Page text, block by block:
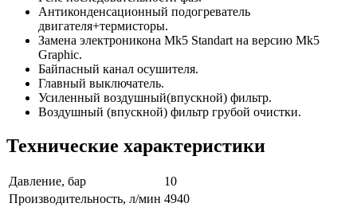
Антиконденсационный подогреватель
двигателя+термисторы.
Замена электроникона Mk5 Standart на версию Mk5
Graphic.
Байпасный канал осушителя.
Главный выключатель.
Усиленный воздушный(впускной) фильтр.
Воздушный (впускной) фильтр грубой очистки.
Технические характеристики
Давление, бар
10
Производительность, л/мин 4940